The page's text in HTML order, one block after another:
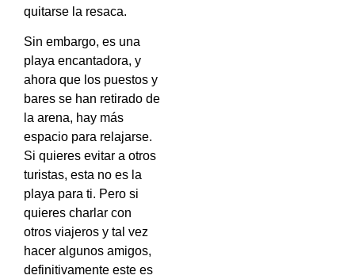
quitarse la resaca.
Sin embargo, es una
playa encantadora, y
ahora que los puestos y
bares se han retirado de
la arena, hay más
espacio para relajarse.
Si quieres evitar a otros
turistas, esta no es la
playa para ti. Pero si
quieres charlar con
otros viajeros y tal vez
hacer algunos amigos,
definitivamente este es